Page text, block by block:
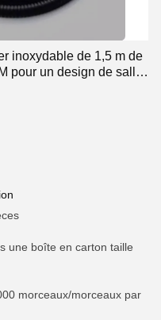
inoxydable de 1,5 m de
pour un design de salle
une boîte en carton taille
morceaux/morceaux par